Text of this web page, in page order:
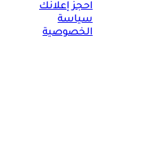
احجز إعلانك
سياسة
الخصوصية